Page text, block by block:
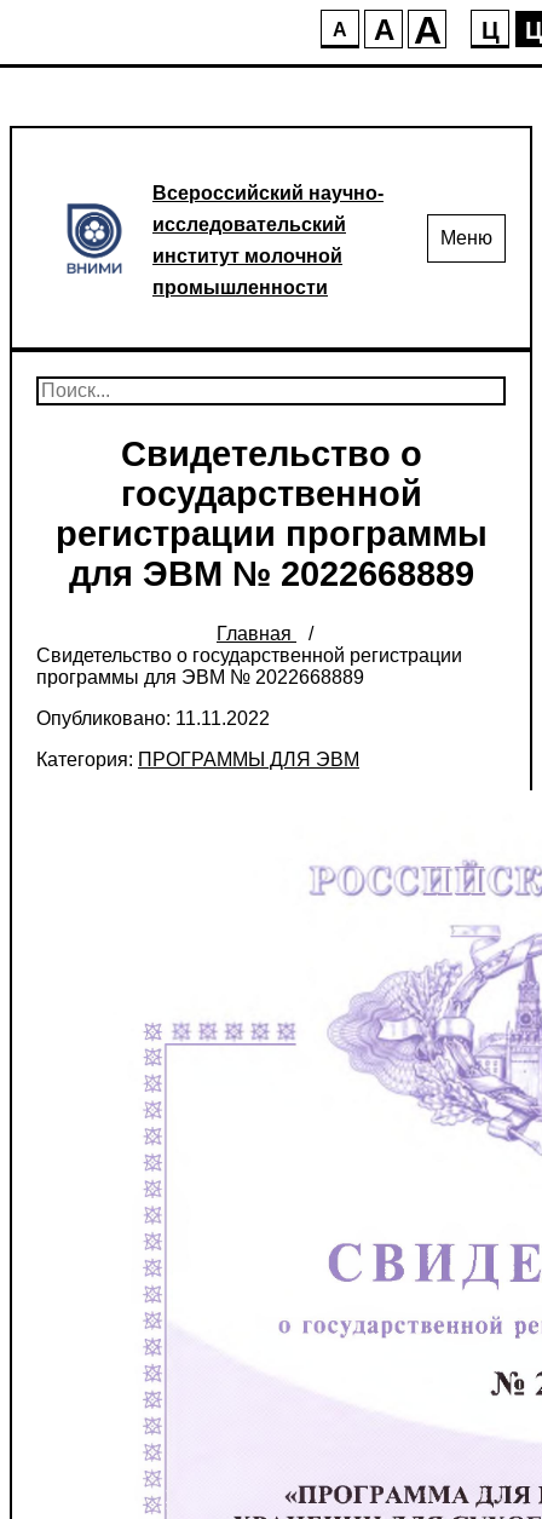
A A A Ц Ц
Всероссийский научно-
исследовательский
институт молочной
промышленности
Меню
Свидетельство о
государственной
регистрации программы
для ЭВМ № 2022668889
Главная
Свидетельство о государственной регистрации
программы для ЭВМ № 2022668889
Опубликовано: 11.11.2022
Категория: ПРОГРАММЫ ДЛЯ ЭВМ